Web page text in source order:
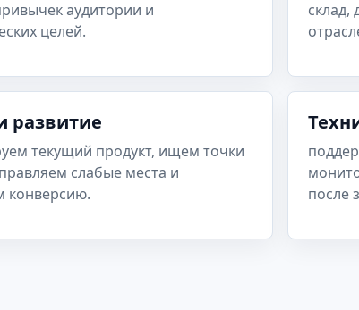
аудитории и
целей.
склад,
развитие
текущий продукт, ищем точки
слабые места и
конверсию.
после